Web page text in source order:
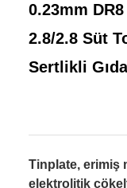
0.23mm
2.8/2.8 Süt
Sertlikli
Tinplate, erimiş
elektrolitik